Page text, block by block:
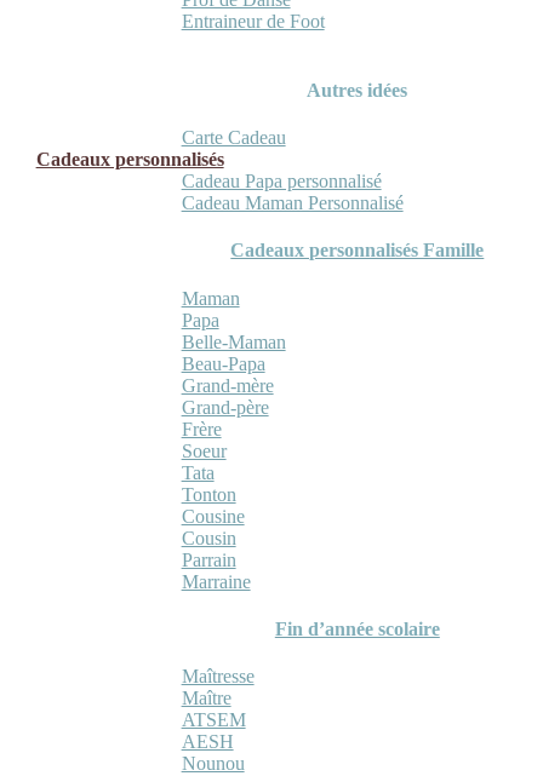
Entraineur de Foot
Autres idées
Carte Cadeau
Cadeaux personnalisés
Cadeau Papa personnalisé
Cadeau Maman Personnalisé
Cadeaux personnalisés Famille
Maman
Papa
Belle-Maman
Beau-Papa
Grand-mère
Grand-père
Frère
Soeur
Tata
Tonton
Cousine
Cousin
Parrain
Marraine
Fin d’année scolaire
Maîtresse
Maître
ATSEM
AESH
Nounou